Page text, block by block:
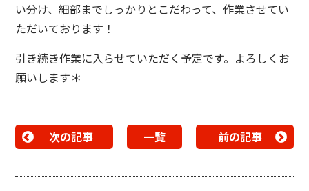
い分け、細部までしっかりとこだわって、作業させてい
ただいております！
引き続き作業に入らせていただく予定です。よろしくお
願いします＊
次の記事 一覧 前の記事